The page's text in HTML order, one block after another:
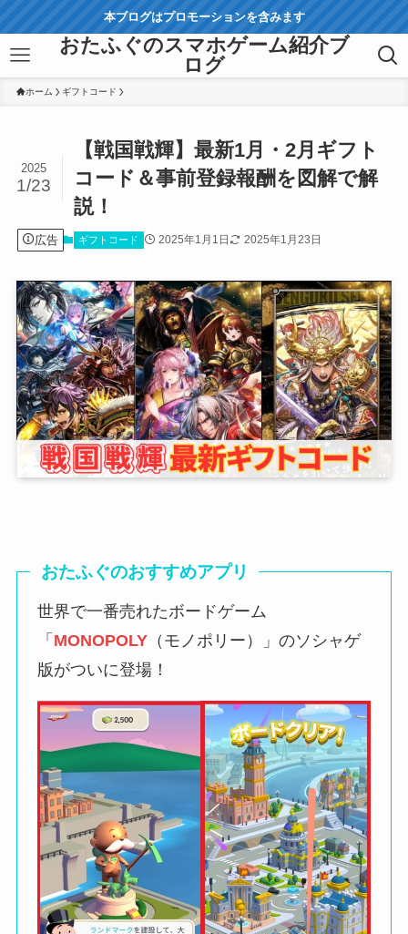
本ブログはプロモーションを含みます
おたふぐのスマホゲーム紹介ブ
ログ
ホーム ギフトコード
【戦国戦輝】最新1月・2月ギフト
コード＆事前登録報酬を図解で解
説！
2025
1/23
広告 ギフトコード 2025年1月1日 2025年1月23日
おたふぐのおすすめアプリ
世界で一番売れたボードゲーム
「 MONOPOLY （モノポリー）」のソシャゲ
版がついに登場！